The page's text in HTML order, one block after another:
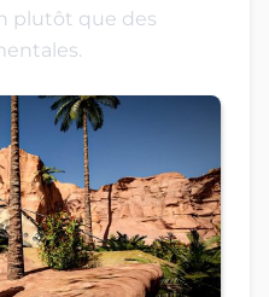
plutôt que des